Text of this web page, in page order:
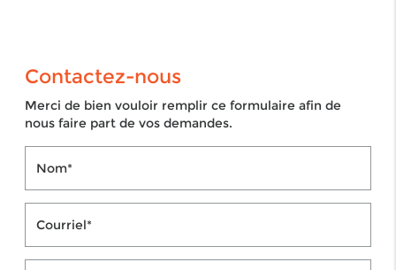
Contactez-nous
Merci de bien vouloir remplir ce formulaire afin de
nous faire part de vos demandes.